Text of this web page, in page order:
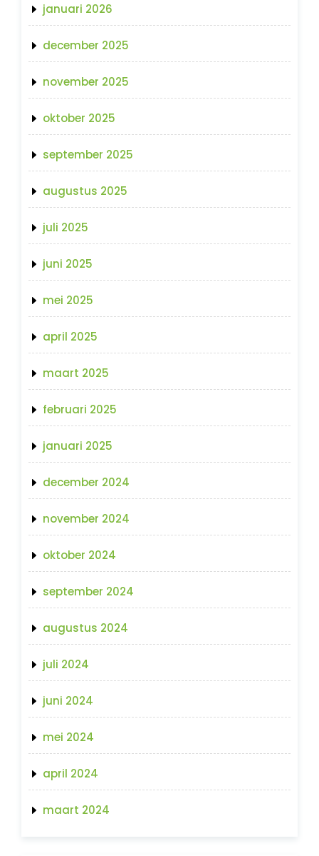
januari 2026
december 2025
november 2025
oktober 2025
september 2025
augustus 2025
juli 2025
juni 2025
mei 2025
april 2025
maart 2025
februari 2025
januari 2025
december 2024
november 2024
oktober 2024
september 2024
augustus 2024
juli 2024
juni 2024
mei 2024
april 2024
maart 2024